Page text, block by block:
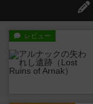
レビュー